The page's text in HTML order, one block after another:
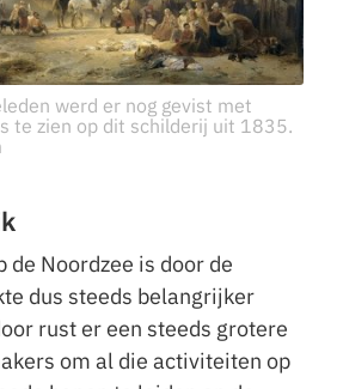
werd er nog gevist met
te zien op dit schilderij uit 1835.
de Noordzee is door de
dus steeds belangrijker
rust er een steeds grotere
om al die activiteiten op